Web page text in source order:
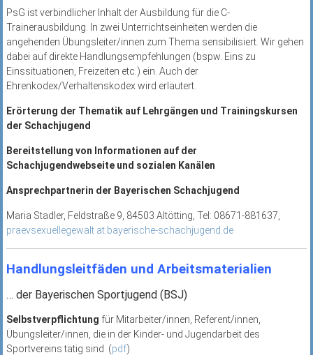
PsG ist verbindlicher Inhalt der Ausbildung für die C-
Trainerausbildung. In zwei Unterrichtseinheiten werden die
angehenden Übungsleiter/innen zum Thema sensibilisiert. Wir gehen
dabei auf direkte Handlungsempfehlungen (bspw. Eins zu
Einssituationen, Freizeiten etc.) ein. Auch der
Ehrenkodex/Verhaltenskodex wird erläutert.
Erörterung der Thematik auf Lehrgängen und Trainingskursen
der Schachjugend
Bereitstellung von Informationen auf der
Schachjugendwebseite und sozialen Kanälen
Ansprechpartnerin der Bayerischen Schachjugend
Maria Stadler, Feldstraße 9, 84503 Altötting, Tel: 08671-881637,
praevsexuellegewalt at bayerische-schachjugend.de
Handlungsleitfäden und Arbeitsmaterialien
… der Bayerischen Sportjugend (BSJ)
Selbstverpflichtung für Mitarbeiter/innen, Referent/innen,
Übungsleiter/innen, die in der Kinder- und Jugendarbeit des
Sportvereins tätig sind (pdf)